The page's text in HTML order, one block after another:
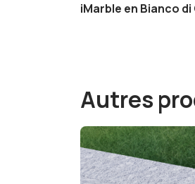
iMarble en Bianco
Autres